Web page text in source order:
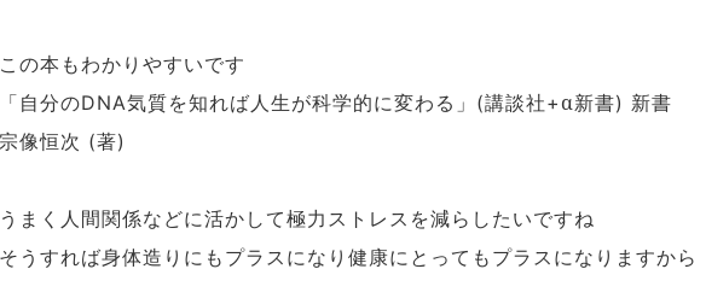
この本もわかりやすいです
「自分のDNA気質を知れば人生が科学的に変わる」 (講談社+ α新書) 新書
宗像恒次 (著)
うまく人間関係などに活かして極力ストレスを減らしたいですね
そうすれば身体造りにもプラスになり健康にとってもプラスになりますから